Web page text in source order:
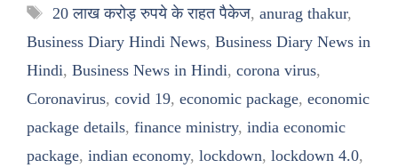
Tags
20 लाख करोड़ रुपये के राहत पैकेज, anurag thakur,
Business Diary Hindi News, Business Diary News in
Hindi, Business News in Hindi, corona virus,
Coronavirus, covid 19, economic package, economic
package details, finance ministry, india economic
package, indian economy, lockdown, lockdown 4.0,